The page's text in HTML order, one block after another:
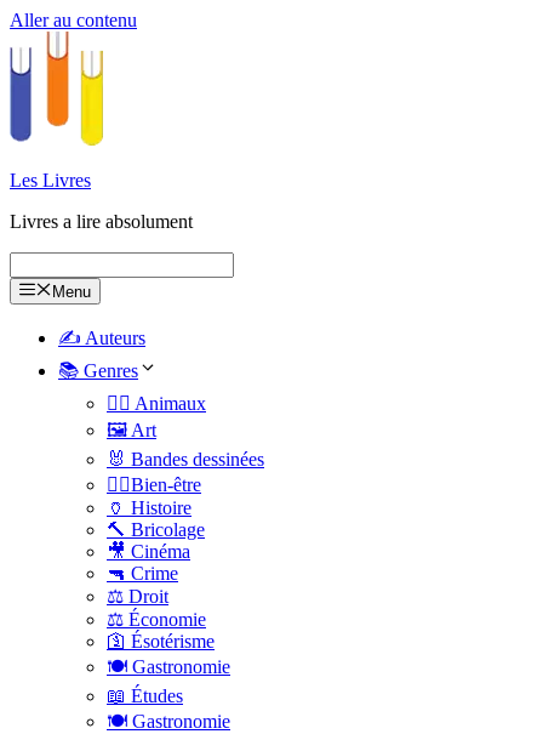
Aller au contenu
Les Livres
Livres a lire absolument
Menu
✍️ Auteurs
📚 Genres
🐕‍🦺 Animaux
🖼️ Art
🐰 Bandes dessinées
🧑‍⚕️Bien-être
🏺 Histoire
🔨 Bricolage
🎥 Cinéma
🔫 Crime
⚖️ Droit
⚖️ Économie
🛐 Ésotérisme
🍽️ Gastronomie
📖 Études
🍽️ Gastronomie